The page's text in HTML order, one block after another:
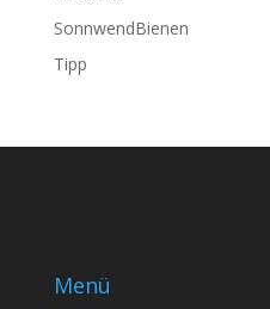
SonnwendBienen
Tipp
Menü